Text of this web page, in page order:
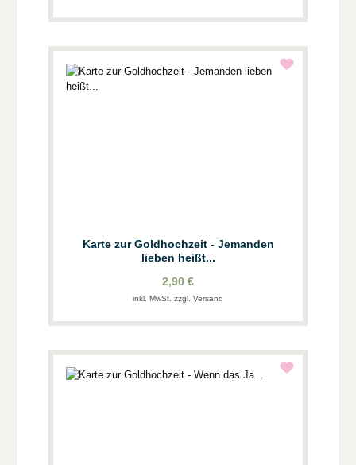
Karte zur Goldhochzeit - Jemanden
lieben heißt...
2,90 €
inkl. MwSt. zzgl. Versand